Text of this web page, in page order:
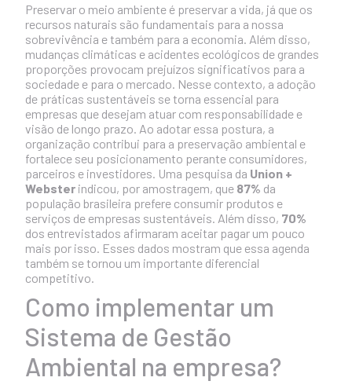
Preservar o meio ambiente é preservar a vida, já que os
recursos naturais são fundamentais para a nossa
sobrevivência e também para a economia. Além disso,
mudanças climáticas e acidentes ecológicos de grandes
proporções provocam prejuízos significativos para a
sociedade e para o mercado. Nesse contexto, a adoção
de práticas sustentáveis se torna essencial para
empresas que desejam atuar com responsabilidade e
visão de longo prazo. Ao adotar essa postura, a
organização contribui para a preservação ambiental e
fortalece seu posicionamento perante consumidores,
parceiros e investidores. Uma pesquisa da Union +
Webster indicou, por amostragem, que 87% da
população brasileira prefere consumir produtos e
serviços de empresas sustentáveis. Além disso, 70%
dos entrevistados afirmaram aceitar pagar um pouco
mais por isso. Esses dados mostram que essa agenda
também se tornou um importante diferencial
competitivo.
Como implementar um
Sistema de Gestão
Ambiental na empresa?